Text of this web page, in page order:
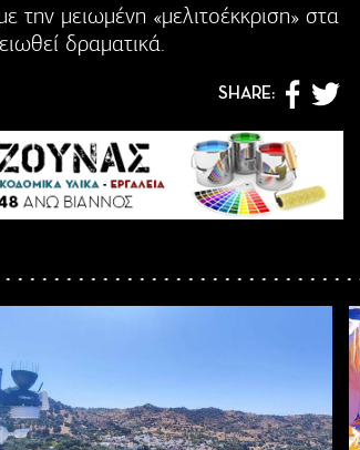
μειωμένη «μελιτοέκκριση» στα
δραματικά.
SHARE: